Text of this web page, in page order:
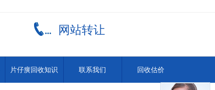
网站转让
片仔癀回收知识 联系我们 回收估价